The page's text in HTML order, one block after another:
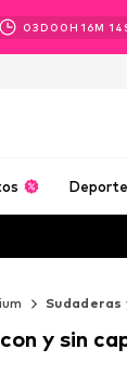
03D 00H 16M 12
Deporte
Sudaderas
y sin